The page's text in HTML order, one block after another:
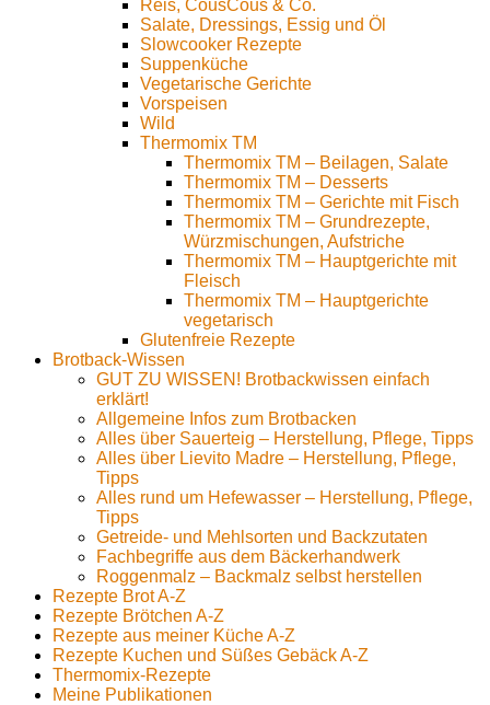
Reis, CousCous & Co.
Salate, Dressings, Essig und Öl
Slowcooker Rezepte
Suppenküche
Vegetarische Gerichte
Vorspeisen
Wild
Thermomix TM
Thermomix TM – Beilagen, Salate
Thermomix TM – Desserts
Thermomix TM – Gerichte mit Fisch
Thermomix TM – Grundrezepte,
Würzmischungen, Aufstriche
Thermomix TM – Hauptgerichte mit
Fleisch
Thermomix TM – Hauptgerichte
vegetarisch
Glutenfreie Rezepte
Brotback-Wissen
GUT ZU WISSEN! Brotbackwissen einfach
erklärt!
Allgemeine Infos zum Brotbacken
Alles über Sauerteig – Herstellung, Pflege, Tipps
Alles über Lievito Madre – Herstellung, Pflege,
Tipps
Alles rund um Hefewasser – Herstellung, Pflege,
Tipps
Getreide- und Mehlsorten und Backzutaten
Fachbegriffe aus dem Bäckerhandwerk
Roggenmalz – Backmalz selbst herstellen
Rezepte Brot A-Z
Rezepte Brötchen A-Z
Rezepte aus meiner Küche A-Z
Rezepte Kuchen und Süßes Gebäck A-Z
Thermomix-Rezepte
Meine Publikationen